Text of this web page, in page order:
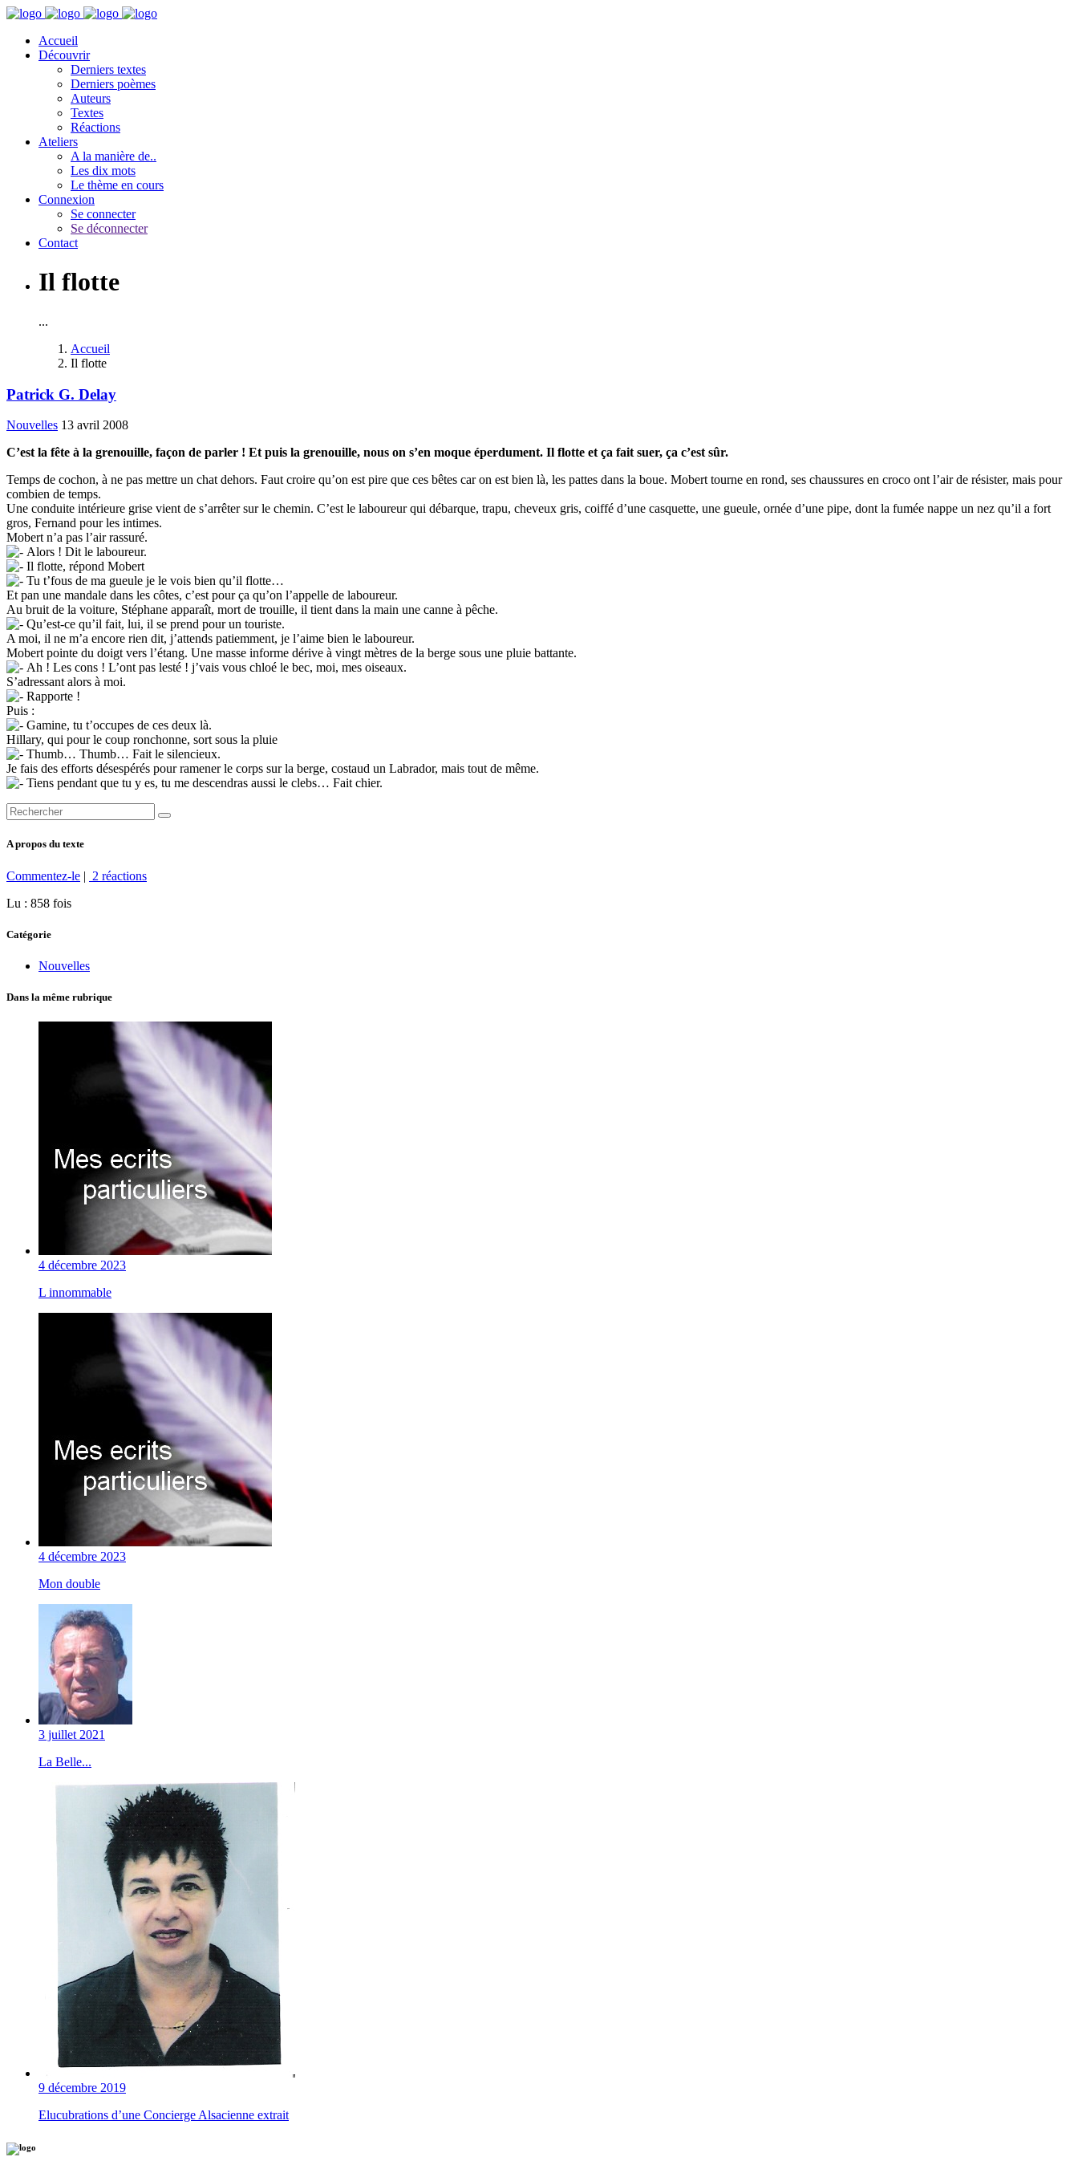
Accueil
Découvrir
Derniers textes
Derniers poèmes
Auteurs
Textes
Réactions
Ateliers
A la manière de..
Les dix mots
Le thème en cours
Connexion
Se connecter
Se déconnecter
Contact
Il flotte
...
Accueil
Il flotte
Patrick G. Delay
Nouvelles 13 avril 2008
C’est la fête à la grenouille, façon de parler ! Et puis la grenouille, nous on s’en moque éperdument. Il flotte et ça fait suer, ça c’est sûr.
Temps de cochon, à ne pas mettre un chat dehors. Faut croire qu’on est pire que ces bêtes car on est bien là, les pattes dans la boue. Mobert tourne en rond, ses chaussures en croco ont l’air de résister, mais pour
combien de temps.
Une conduite intérieure grise vient de s’arrêter sur le chemin. C’est le laboureur qui débarque, trapu, cheveux gris, coiffé d’une casquette, une gueule, ornée d’une pipe, dont la fumée nappe un nez qu’il a fort
gros, Fernand pour les intimes.
Mobert n’a pas l’air rassuré.
Alors ! Dit le laboureur.
Il flotte, répond Mobert
Tu t’fous de ma gueule je le vois bien qu’il flotte…
Et pan une mandale dans les côtes, c’est pour ça qu’on l’appelle de laboureur.
Au bruit de la voiture, Stéphane apparaît, mort de trouille, il tient dans la main une canne à pêche.
Qu’est-ce qu’il fait, lui, il se prend pour un touriste.
A moi, il ne m’a encore rien dit, j’attends patiemment, je l’aime bien le laboureur.
Mobert pointe du doigt vers l’étang. Une masse informe dérive à vingt mètres de la berge sous une pluie battante.
Ah ! Les cons ! L’ont pas lesté ! j’vais vous chloé le bec, moi, mes oiseaux.
S’adressant alors à moi.
Rapporte !
Puis :
Gamine, tu t’occupes de ces deux là.
Hillary, qui pour le coup ronchonne, sort sous la pluie
Thumb… Thumb… Fait le silencieux.
Je fais des efforts désespérés pour ramener le corps sur la berge, costaud un Labrador, mais tout de même.
Tiens pendant que tu y es, tu me descendras aussi le clebs… Fait chier.
A propos du texte
Commentez-le | 2 réactions
Lu : 858 fois
Catégorie
Nouvelles
Dans la même rubrique
4 décembre 2023
L innommable
4 décembre 2023
Mon double
3 juillet 2021
La Belle...
9 décembre 2019
Elucubrations d’une Concierge Alsacienne extrait